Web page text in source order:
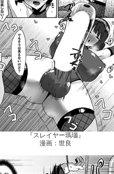
『スレイヤー瑪瑙』
漫画：世良